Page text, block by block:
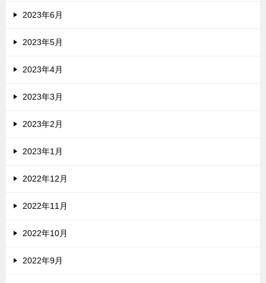
2023年6月
2023年5月
2023年4月
2023年3月
2023年2月
2023年1月
2022年12月
2022年11月
2022年10月
2022年9月